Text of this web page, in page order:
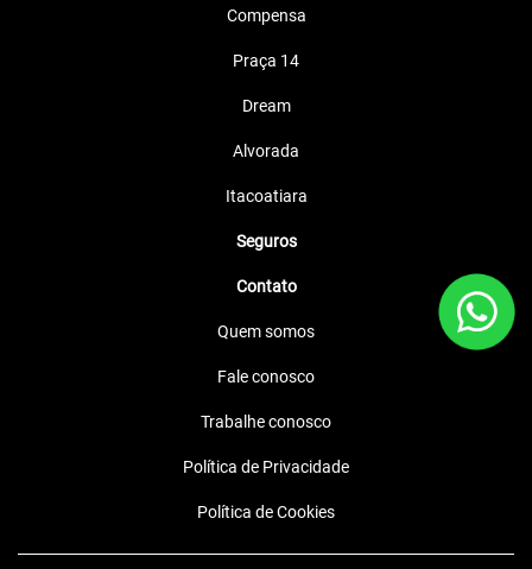
Compensa
Praça 14
Dream
Alvorada
Itacoatiara
Seguros
Contato
Quem somos
Fale conosco
Trabalhe conosco
Política de Privacidade
Política de Cookies